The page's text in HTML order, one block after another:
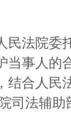
民法院委
当事人的
结合人民
司法辅